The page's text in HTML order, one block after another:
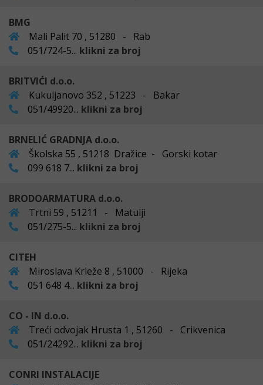
BMG
Mali Palit 70 , 51280 - Rab
051/724-5... klikni za broj
BRITVIĆI d.o.o.
Kukuljanovo 352 , 51223 - Bakar
051/49920... klikni za broj
BRNELIĆ GRADNJA d.o.o.
Školska 55 , 51218 Dražice - Gorski kotar
099 618 7... klikni za broj
BRODOARMATURA d.o.o.
Trtni 59 , 51211 - Matulji
051/275-5... klikni za broj
CITEH
Miroslava Krleže 8 , 51000 - Rijeka
051 648 4... klikni za broj
CO - IN d.o.o.
Treći odvojak Hrusta 1 , 51260 - Crikvenica
051/24292... klikni za broj
CONRI INSTALACIJE